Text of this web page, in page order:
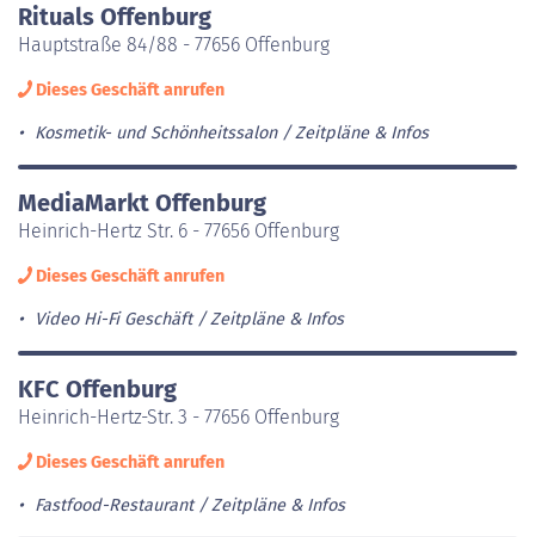
Rituals Offenburg
Hauptstraße 84/88 - 77656 Offenburg
Dieses Geschäft anrufen
Kosmetik- und Schönheitssalon Zeitpläne & Infos
MediaMarkt Offenburg
Heinrich-Hertz Str. 6 - 77656 Offenburg
Dieses Geschäft anrufen
Video Hi-Fi Geschäft Zeitpläne & Infos
KFC Offenburg
Heinrich-Hertz-Str. 3 - 77656 Offenburg
Dieses Geschäft anrufen
Fastfood-Restaurant Zeitpläne & Infos